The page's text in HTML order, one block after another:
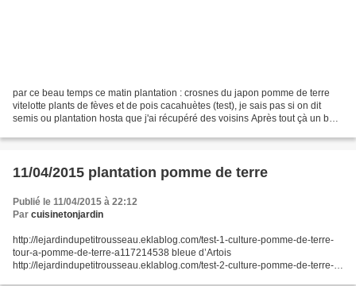
par ce beau temps ce matin plantation : crosnes du japon pomme de terre
vitelotte plants de fèves et de pois cacahuètes (test), je sais pas si on dit
semis ou plantation hosta que j'ai récupéré des voisins Après tout çà un bon
11/04/2015 plantation pomme de terre
Publié le 11/04/2015 à 22:12
Par cuisinetonjardin
http://lejardindupetitrousseau.eklablog.com/test-1-culture-pomme-de-terre-
tour-a-pomme-de-terre-a117214538 bleue d’Artois
http://lejardindupetitrousseau.eklablog.com/test-2-culture-pomme-de-terre-